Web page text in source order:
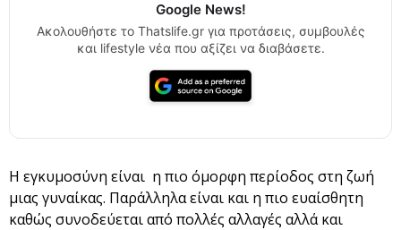
Google News!
Ακολουθήστε το Thatslife.gr για προτάσεις, συμβουλές
και lifestyle νέα που αξίζει να διαβάσετε.
Η εγκυμοσύνη είναι η πιο όμορφη περίοδος στη ζωή
μιας γυναίκας. Παράλληλα είναι και η πιο ευαίσθητη
καθώς συνοδεύεται από πολλές αλλαγές αλλά και